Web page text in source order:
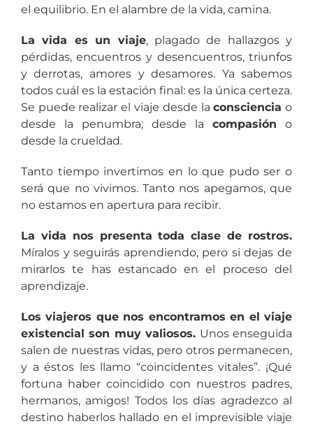
el equilibrio. En el alambre de la vida, camina.
La vida es un viaje, plagado de hallazgos y
pérdidas, encuentros y desencuentros, triunfos
y derrotas, amores y desamores. Ya sabemos
todos cuál es la estación final: es la única certeza.
Se puede realizar el viaje desde laconsciencia o
desde la penumbra; desde lacompasión o
desde la crueldad.
Tanto tiempo invertimos en lo que pudo ser o
será que no vivimos. Tanto nos apegamos, que
no estamos en apertura para recibir.
La vida nos presenta toda clase de rostros.
Míralos y seguirás aprendiendo, pero si dejas de
mirarlos te has estancado en el proceso del
aprendizaje.
Los viajeros que nos encontramos en el viaje
existencial son muy valiosos. Unos enseguida
salen de nuestras vidas, pero otros permanecen,
y a éstos les llamo “coincidentes vitales”. ¡Qué
fortuna haber coincidido con nuestros padres,
hermanos, amigos! Todos los días agradezco al
destino haberlos hallado en el imprevisible viaje